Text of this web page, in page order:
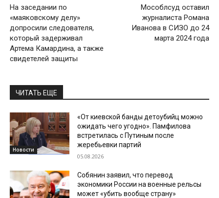
На заседании по
«маяковскому делу»
допросили следователя,
который задерживал
Артема Камардина, а также
свидетелей защиты
Мособлсуд оставил
журналиста Романа
Иванова в СИЗО до 24
марта 2024 года
ЧИТАТЬ ЕЩЕ
Новости
«От киевской банды детоубийц можно
ожидать чего угодно». Памфилова
встретилась с Путиным после
жеребьевки партий
05.08.2026
Собянин заявил, что перевод
экономики России на военные рельсы
может «убить вообще страну»